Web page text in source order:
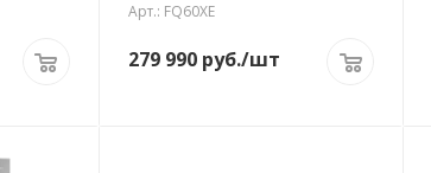
Арт.: FQ60XE
279 990руб./шт